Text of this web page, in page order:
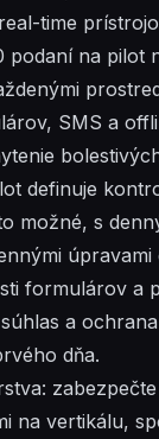
time
podaní na pilot
SMS a
definuje
možné, s
úpravami
formulárov a
a
dňa.
na vertikálu,